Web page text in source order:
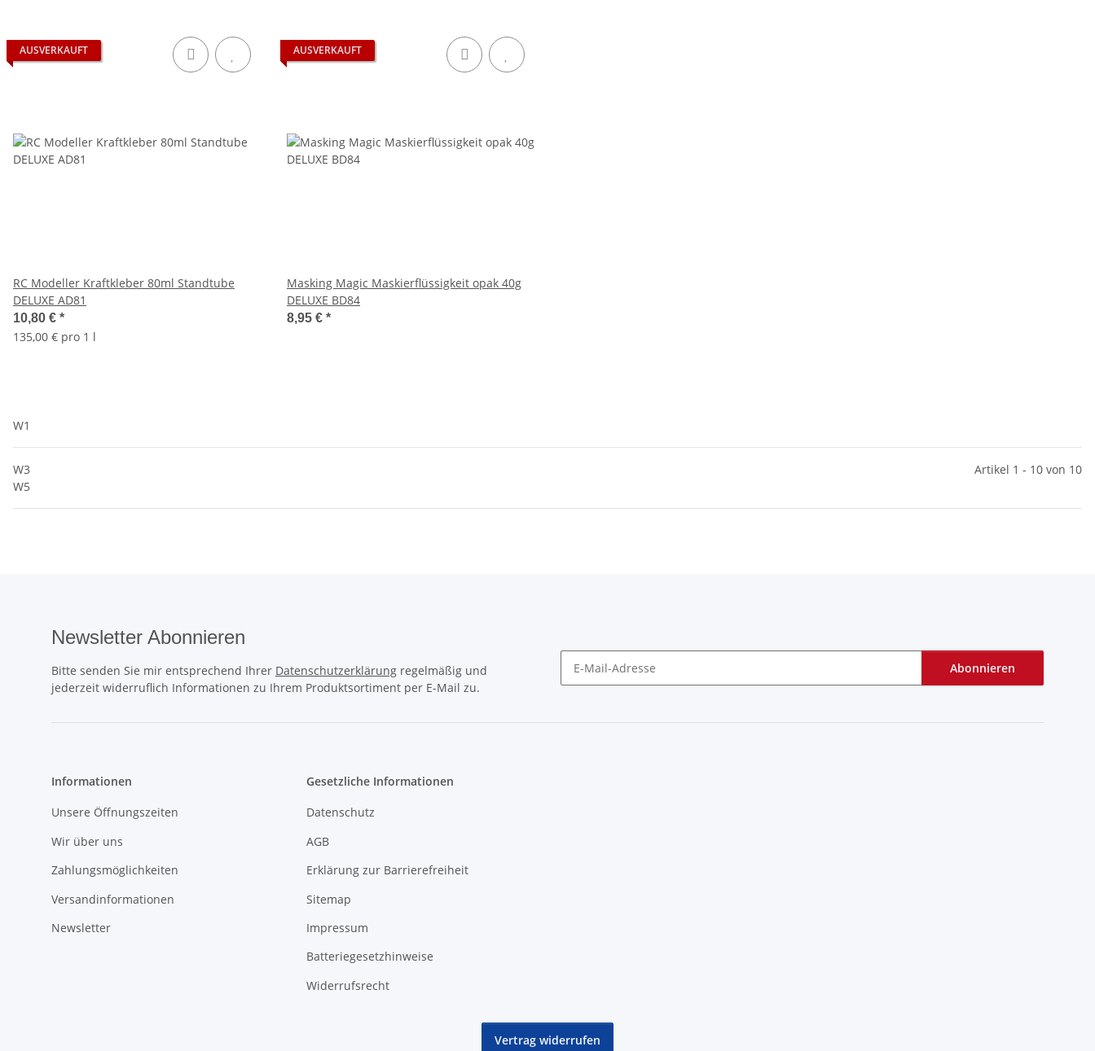
AUSVERKAUFT
RC Modeller Kraftkleber 80ml Standtube
DELUXE AD81
10,80 € *
135,00 € pro 1 l
AUSVERKAUFT
Masking Magic Maskierflüssigkeit opak 40g
DELUXE BD84
8,95 € *
W1
W3
Artikel 1 - 10 von 10
W5
Newsletter Abonnieren
Bitte senden Sie mir entsprechend Ihrer Datenschutzerklärung regelmäßig und
jederzeit widerruflich Informationen zu Ihrem Produktsortiment per E-Mail zu.
Abonnieren
Informationen
Unsere Öffnungszeiten
Wir über uns
Zahlungsmöglichkeiten
Versandinformationen
Newsletter
Gesetzliche Informationen
Datenschutz
AGB
Erklärung zur Barrierefreiheit
Sitemap
Impressum
Batteriegesetzhinweise
Widerrufsrecht
Vertrag widerrufen